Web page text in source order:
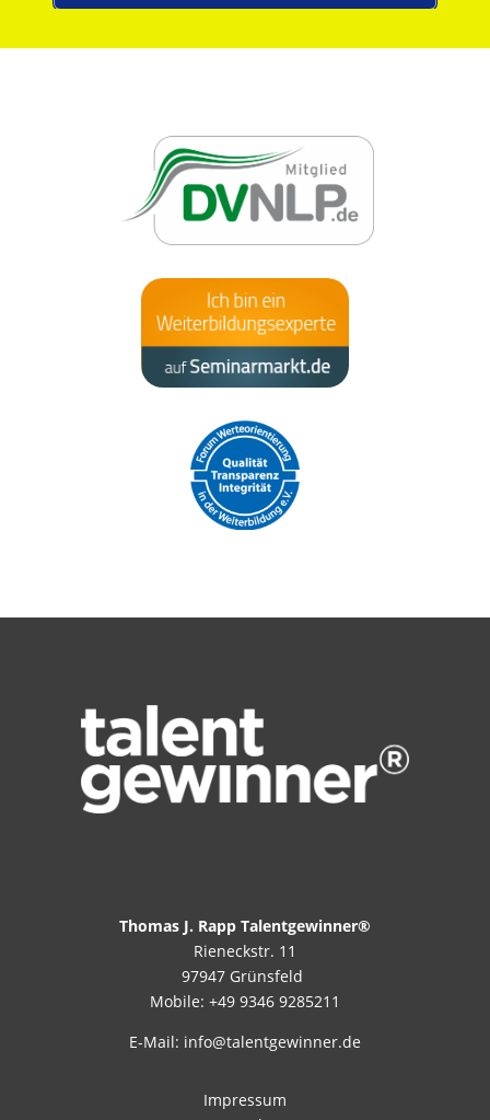
Thomas J. Rapp Talentgewinner®
Rieneckstr. 11
97947 Grünsfeld
Mobile: +49 9346 9285211
E-Mail: info@talentgewinner.de
Impressum